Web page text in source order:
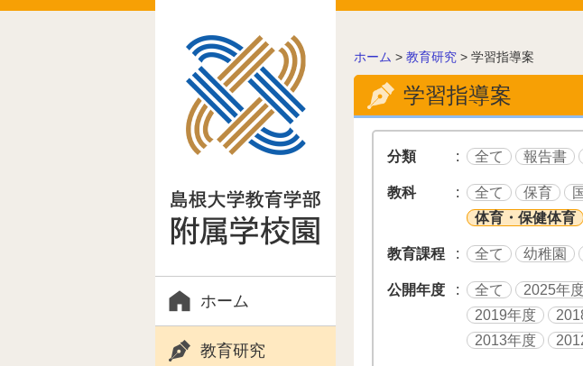
この
ホーム
教育研究
こ
の
ー
ホーム > 教育研究 > 学習指導案
学習指導案
分類 全て 報告書
教科 全て 保育
体育・保健体育
教育課程 全て 幼稚園
公開年度 全て 2025年
2019年度
2013年度